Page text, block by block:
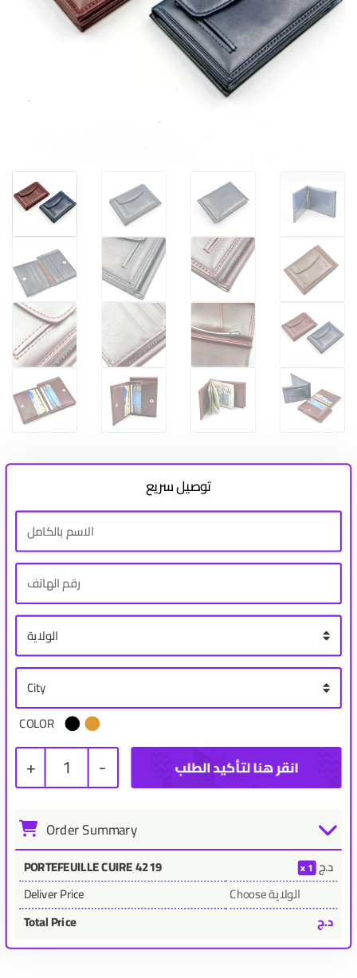
توصيل سريع
COLOR
+ 1 -
Order Summary
PORTEFEUILLE CUIRE 4219 1 د.ج
Deliver Price
Choose الولاية
Total Price
د.ج